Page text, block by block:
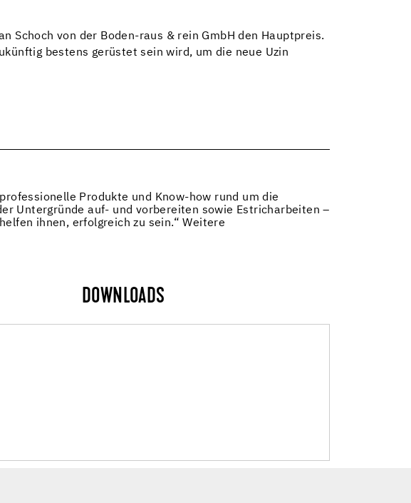
Schoch von der Boden-raus & rein GmbH den Hauptpreis.
bestens gerüstet sein wird, um die neue Uzin
Produkte und Know-how rund um die
Untergründe auf- und vorbereiten sowie Estricharbeiten –
ihnen, erfolgreich zu sein.“ Weitere
DOWNLOADS